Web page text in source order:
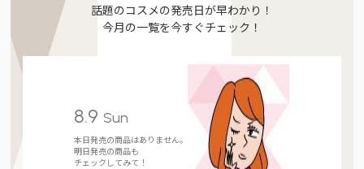
話題のコスメの発売日が早わかり！
今月の一覧を今すぐチェック！
8.9 Sun
本日発売の商品はありません。
明日発売の商品も
チェックしてみて！